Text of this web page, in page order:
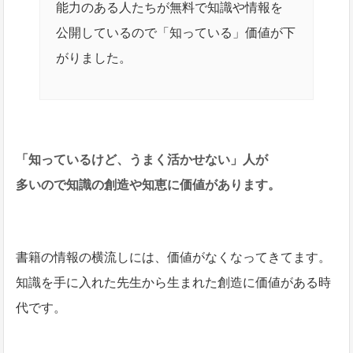
能力のある人たちが無料で知識や情報を
公開しているので「知っている」価値が下
がりました。
「知っているけど、うまく活かせない」人が
多いので知識の創造や知恵に価値があります。
書籍の情報の横流しには、価値がなくなってきてます。
知識を手に入れた先生から生まれた創造に価値がある時
代です。